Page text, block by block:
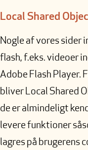
Local Shared
Nogle af vores sider
flash, f.eks. videoer
Adobe Flash Player.
bliver Local Shared
de er almindeligt
levere funktioner
lagres på brugerens